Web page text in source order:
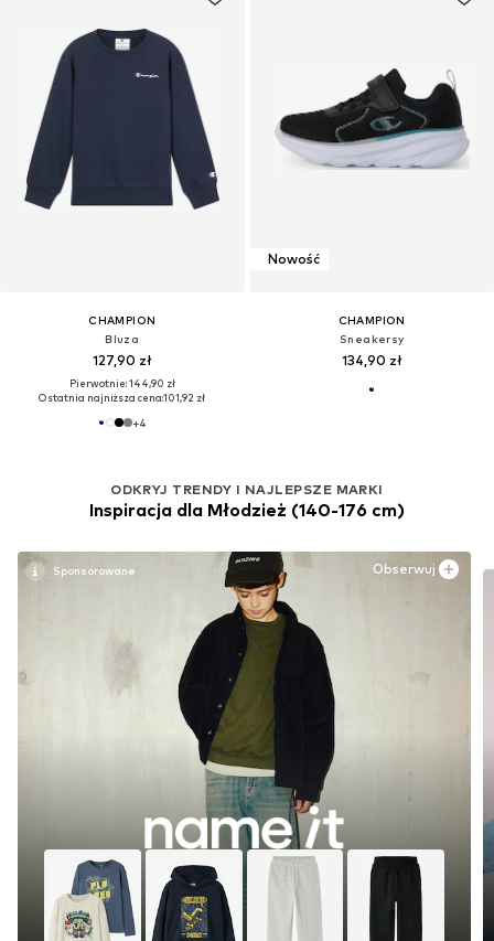
CHAMPION
Bluza
127,90 zł
Pierwotnie: 144,90 zł
Ostatnia najniższa cena:101,92 zł
+4
ODKRYJ TRENDY I NAJLEPSZE MARKI
Inspiracja dla Młodzież (140-176 cm)
Obserwuj
Nowość
CHAMPION
Sneakersy
134,90 zł